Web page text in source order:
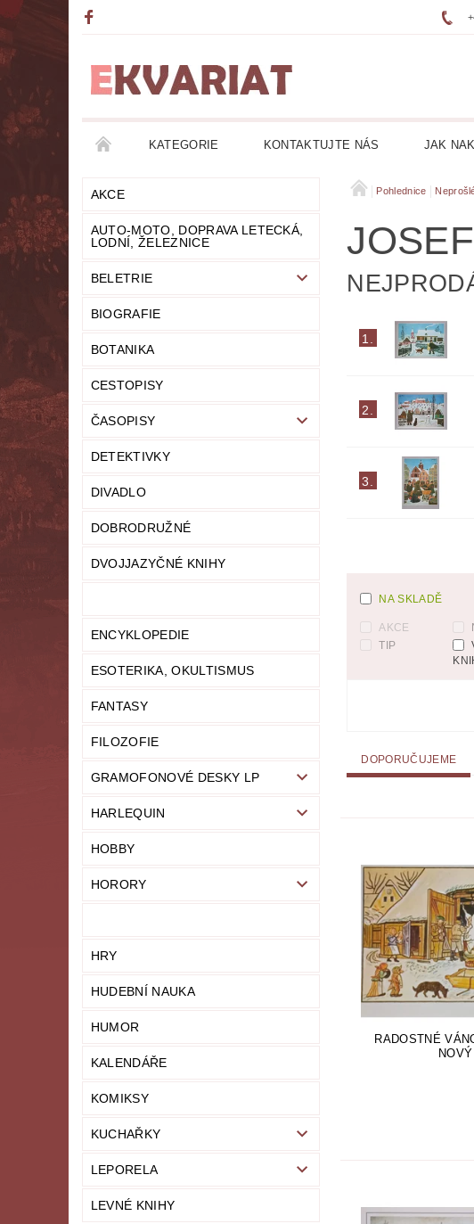
KATEGORIE KONTAKTUJTE NÁS JAK
AKCE AUTO-MOTO, DOPRAVA LETECKÁ, LODNÍ,
DETEKTIVKY DIVADLO DOBRODRUŽNÉ
FANTASY GRAMOFONOVÉ DESKY LP
KOMIKSY KUCHAŘKY
LITERATURA NAUČNÁ LITERATURA TECHNICKÁ
MODELY,
UČEBNICE
HODNOCENÍ OBCHODU
AKCE
AUTO-MOTO, DOPRAVA LETECKÁ,
LODNÍ, ŽELEZNICE
BELETRIE
BIOGRAFIE
BOTANIKA
CESTOPISY
ČASOPISY
DETEKTIVKY
DIVADLO
DOBRODRUŽNÉ
DVOJJAZYČNÉ KNIHY
ENCYKLOPEDIE
ESOTERIKA, OKULTISMUS
FANTASY
FILOZOFIE
GRAMOFONOVÉ DESKY LP
HARLEQUIN
HOBBY
HORORY
HRY
HUDEBNÍ NAUKA
HUMOR
KALENDÁŘE
KOMIKSY
KUCHAŘKY
LEPORELA
LEVNÉ KNIHY
Pohlednice
1.
2.
3.
NA SKLADĚ
AKCE
TIP
DOPORUČUJEME
RADOSTNÉ